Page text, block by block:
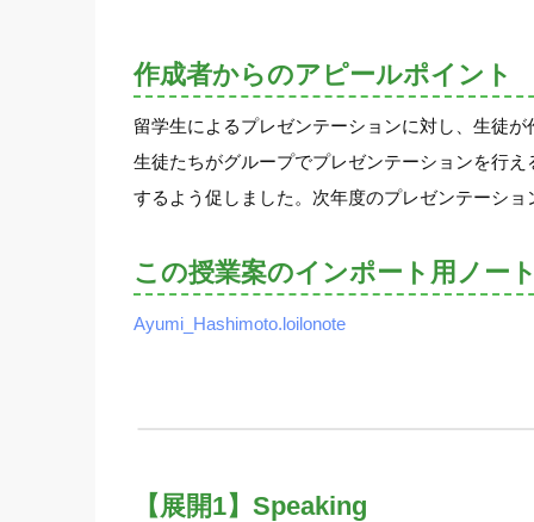
作成者からのアピールポイント
留学生によるプレゼンテーションに対し、生徒
生徒たちがグループでプレゼンテーションを行
するよう促しました。次年度のプレゼンテーシ
この授業案のインポート用ノー
Ayumi_Hashimoto.loilonote
【展開1】Speaking